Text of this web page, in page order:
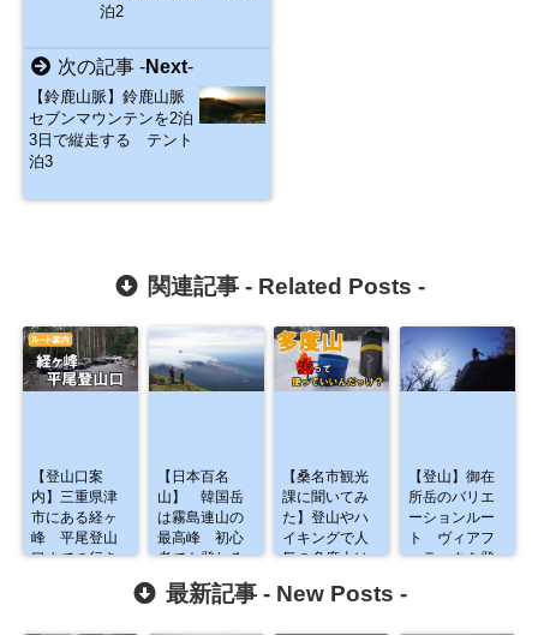
泊2
次の記事 -Next-
【鈴鹿山脈】鈴鹿山脈
セブンマウンテンを2泊
3日で縦走する テント
泊3
関連記事 - Related Posts -
【登山口案
内】三重県津
市にある経ヶ
峰 平尾登山
口までの行き
【日本百名
山】 韓国岳
は霧島連山の
最高峰 初心
者でも登れる
素敵な山でし
た
【桑名市観光
課に聞いてみ
た】登山やハ
イキングで人
気の多度山は
【登山】御在
所岳のバリエ
ーションルー
ト ヴィアフ
ェラータを登
最新記事 - New Posts -